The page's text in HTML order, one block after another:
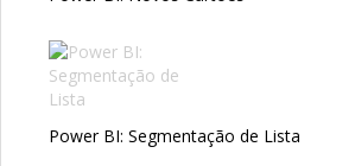
Power BI: Segmentação de Lista